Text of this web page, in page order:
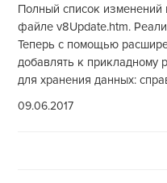
Полный список изменений
файле v8Update.htm.
Теперь с помощью
добавлять к прикладному
для хранения данных:
09.06.2017